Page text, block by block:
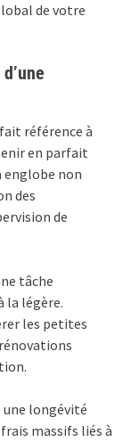
de votre
référence à
en parfait
englobe non
des
de
tâche
la légère.
les petites
une longévité
massifs liés à